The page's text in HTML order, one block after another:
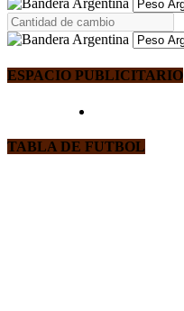
ESPACIO PUBLICITARIO
TABLA DE FUTBOL